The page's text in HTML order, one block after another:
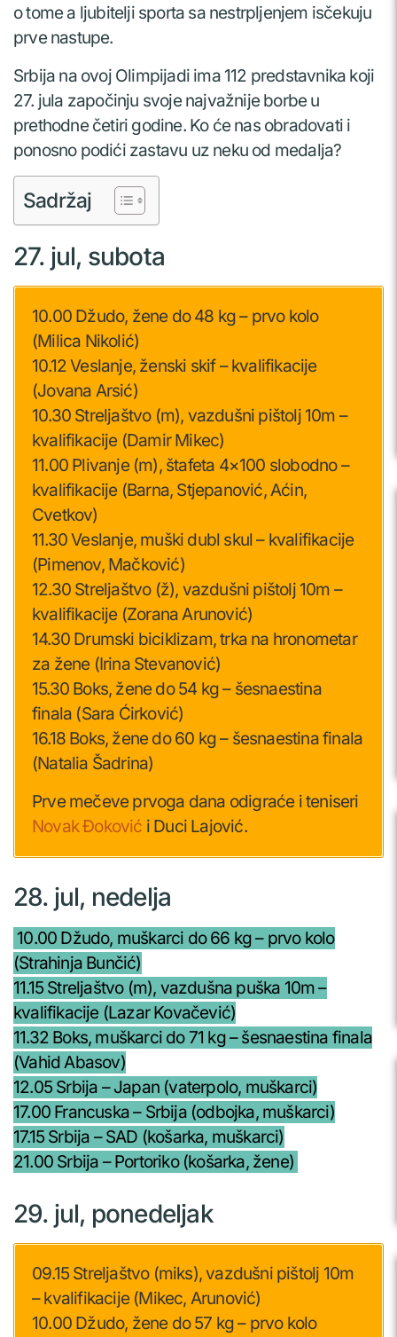
o tome a ljubitelji sporta sa nestrpljenjem isčekuju
prve nastupe.
Srbija na ovoj Olimpijadi ima 112 predstavnika koji
27. jula započinju svoje najvažnije borbe u
prethodne četiri godine. Ko će nas obradovati i
ponosno podići zastavu uz neku od medalja?
Sadržaj
27. jul, subota
10.00 Džudo, žene do 48 kg – prvo kolo
(Milica Nikolić)
10.12 Veslanje, ženski skif – kvalifikacije
(Jovana Arsić)
10.30 Streljaštvo (m), vazdušni pištolj 10m –
kvalifikacije (Damir Mikec)
11.00 Plivanje (m), štafeta 4×100 slobodno –
kvalifikacije (Barna, Stjepanović, Aćin,
Cvetkov)
11.30 Veslanje, muški dubl skul – kvalifikacije
(Pimenov, Mačković)
12.30 Streljaštvo (ž), vazdušni pištolj 10m –
kvalifikacije (Zorana Arunović)
14.30 Drumski biciklizam, trka na hronometar
za žene (Irina Stevanović)
15.30 Boks, žene do 54 kg – šesnaestina
finala (Sara Ćirković)
16.18 Boks, žene do 60 kg – šesnaestina finala
(Natalia Šadrina)
Prve mečeve prvoga dana odigraće i teniseri
Novak Đoković i Duci Lajović.
28. jul, nedelja
10.00 Džudo, muškarci do 66 kg – prvo kolo
(Strahinja Bunčić)
11.15 Streljaštvo (m), vazdušna puška 10m –
kvalifikacije (Lazar Kovačević)
11.32 Boks, muškarci do 71 kg – šesnaestina finala
(Vahid Abasov)
12.05 Srbija – Japan (vaterpolo, muškarci)
17.00 Francuska – Srbija (odbojka, muškarci)
17.15 Srbija – SAD (košarka, muškarci)
21.00 Srbija – Portoriko (košarka, žene)
29. jul, ponedeljak
09.15 Streljaštvo (miks), vazdušni pištolj 10m
– kvalifikacije (Mikec, Arunović)
10.00 Džudo, žene do 57 kg – prvo kolo